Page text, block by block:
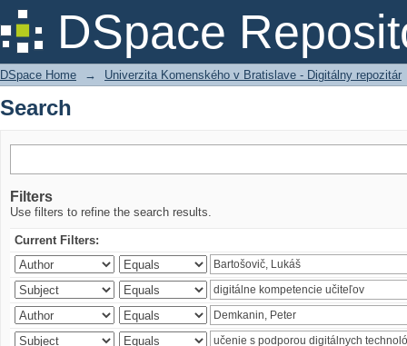
DSpace
Search
DSpace Home → Univerzita Komenského v Bratislave - Digitálny repozitár
Search
Filters
Use filters to refine the search results.
Current Filters: